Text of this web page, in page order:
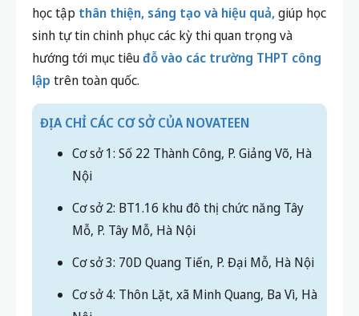
học tập thân thiện, sáng tạo và hiệu quả,giúp học
sinh tự tin chinh phục các kỳ thi quan trọng và
hướng tới mục tiêuđỗ vào các trường THPT công
lập trên toàn quốc.
ĐỊA CHỈ CÁC CƠ SỞ CỦA NOVATEEN
Cơ sở 1: Số 22 Thành Công, P. Giảng Võ, Hà
Nội
Cơ sở 2: BT1.16 khu đô thị chức năng Tây
Mỗ, P. Tây Mỗ, Hà Nội
Cơ sở 3: 70D Quang Tiến, P. Đại Mỗ, Hà Nội
Cơ sở 4: Thôn Lặt, xã Minh Quang, Ba Vì, Hà